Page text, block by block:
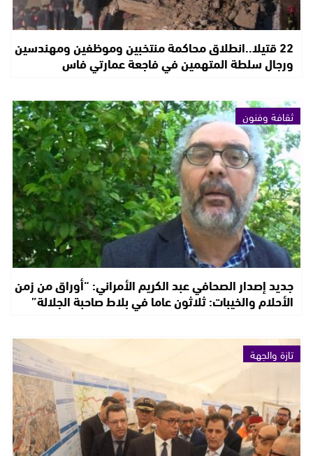
22 قتيلا..انطلاق محاكمة منتخبين وموظفين ومهندسين
ورجال سلطة المتهمين في فاجعة عمارتي فاس
ثقافة وفنون
جديد إصدار الصحافي عبد الكريم الأمراني: “أوراق من زمن
الأحلام والخيبات: ثلاثون عاما في بلاط صاحبة الجلالة”
تازة والجهة